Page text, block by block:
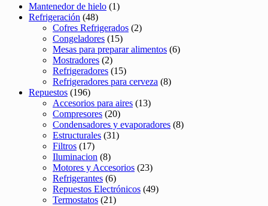
Mantenedor de hielo (1)
Refrigeración (48)
Cofres Refrigerados (2)
Congeladores (15)
Mesas para preparar alimentos (6)
Mostradores (2)
Refrigeradores (15)
Refrigeradores para cerveza (8)
Repuestos (196)
Accesorios para aires (13)
Compresores (20)
Condensadores y evaporadores (8)
Estructurales (31)
Filtros (17)
Iluminacion (8)
Motores y Accesorios (23)
Refrigerantes (6)
Repuestos Electrónicos (49)
Termostatos (21)